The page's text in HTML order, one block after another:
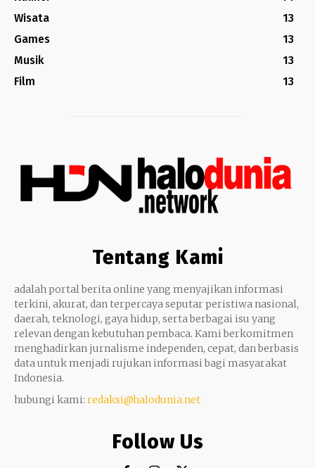
Wisata
13
Games
13
Musik
13
Film
13
Tentang Kami
adalah portal berita online yang menyajikan informasi
terkini, akurat, dan terpercaya seputar peristiwa nasional,
daerah, teknologi, gaya hidup, serta berbagai isu yang
relevan dengan kebutuhan pembaca. Kami berkomitmen
menghadirkan jurnalisme independen, cepat, dan berbasis
data untuk menjadi rujukan informasi bagi masyarakat
Indonesia.
hubungi kami: redaksi@halodunia.net
Follow Us